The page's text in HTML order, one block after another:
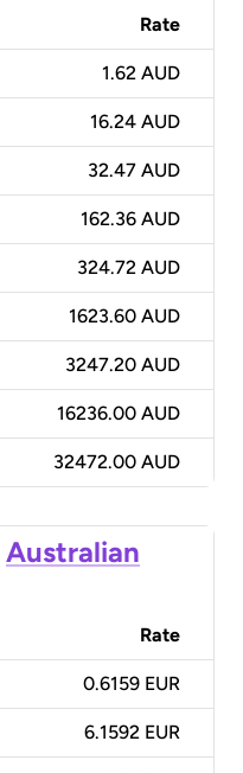
Rate
1.62 AUD
16.24 AUD
32.47 AUD
162.36 AUD
324.72 AUD
1623.60 AUD
3247.20 AUD
16236.00 AUD
32472.00 AUD
Australian
Rate
0.6159 EUR
6.1592 EUR